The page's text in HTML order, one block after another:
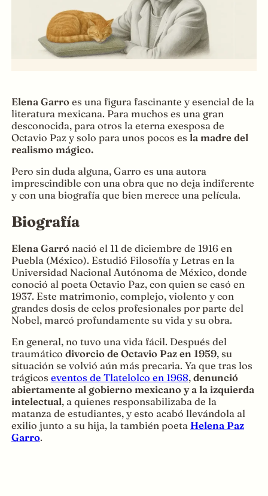
Elena Garroes una figura fascinante y esencial de la
literatura mexicana. Para muchos es una gran
desconocida, para otros la eterna exesposa de
Octavio Paz y solo para unos pocos es la madre del
realismo mágico.
Pero sin duda alguna, Garro es una autora
imprescindible con una obra que no deja indiferente
y con una biografía que bien merece una película.
Biografía
Elena Garrónació el 11 de diciembre de 1916 en
Puebla (México). Estudió Filosofía y Letras en la
Universidad Nacional Autónoma de México, donde
conoció al poeta Octavio Paz, con quien se casó en
1937. Este matrimonio, complejo, violento y con
grandes dosis de celos profesionales por parte del
Nobel, marcó profundamente su vida y su obra.
En general, no tuvo una vida fácil. Después del
traumático divorcio de Octavio Paz en 1959, su
situación se volvió aún más precaria. Ya que tras los
trágicos eventos de Tlatelolco en 1968, denunció
abiertamente al gobierno mexicano y a la izquierda
intelectual, a quienes responsabilizaba de la
matanza de estudiantes, y esto acabó llevándola al
exilio junto a su hija, la también poeta Helena Paz
Garro.